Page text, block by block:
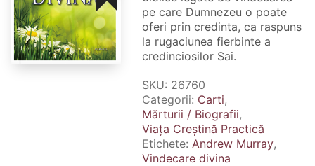
pe care Dumnezeu o poate
oferi prin credinta, ca raspuns
la rugaciunea fierbinte a
credinciosilor Sai.
SKU: 26760
Categorii: Carti,
Mărturii / Biografii,
Viața Creștină Practică
Etichete: Andrew Murray,
Vindecare divina